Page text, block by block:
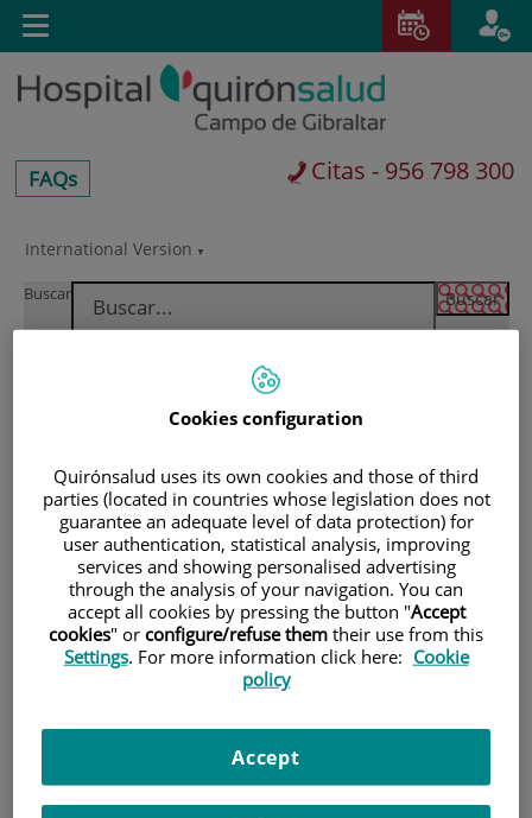
Saltar al contenido
Saltar
contenido
International Version
centros-
faq
FAQs Citas - 956 798 300
Buscar
Toggle
navigation
Pacientes y visitantes
Cookies configuration
Quirónsalud uses its own cookies and those of third
parties (located in countries whose legislation does not
guarantee an adequate level of data protection) for
user authentication, statistical analysis, improving
services and showing personalised advertising
through the analysis of your navigation. You can
accept all cookies by pressing the button "Accept
cookies" or configure/refuse them their use from this
Settings. For more information click here: Cookie
policy
Accept